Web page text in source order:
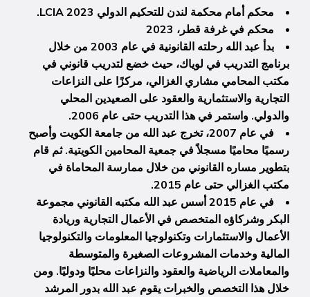
محكم أمام محكمة لندن للتحكيم الدولي LCIA 2023.
محكم في غرفة قطر، 2023
بدأ عبد الله رحلته القانونية في عام 2003 من خلال
برنامج التدريب في لوياك، حيث خضع لتدريب قانوني في
مكتب المحامي مشاري الغزالي، مركزًا على النزاعات
التجارية والاستثمارية والعقود على الصعيدين المحلي
والدولي. واستمر في هذا التدريب حتى عام 2006.
في عام 2007، تخرج عبد الله من جامعة الكويت وأصبح
رسميًا محاميًا مسجلاً في جمعية المحامين الكويتية. ثم قام
بتطوير مساره القانوني من خلال ممارسة المحاماة في
مكتب الغزالي حتى عام 2015.
في عام 2015 أسس عبد الله مكتبه القانوني مجموعة
البكر وشركاؤه المتخصص في الأعمال التجارية وريادة
الأعمال والاستثمارات وتكنولوجيا المعلومات والتكنولوجيا
المالية وخدمات المشروعات الصغيرة والمتوسطة
والمعاملات الرياضية والعقود والنزاعات محليًا ودوليًا. ومن
خلال هذا التخصص والخبرات يقوم عبد الله بدور المرشد